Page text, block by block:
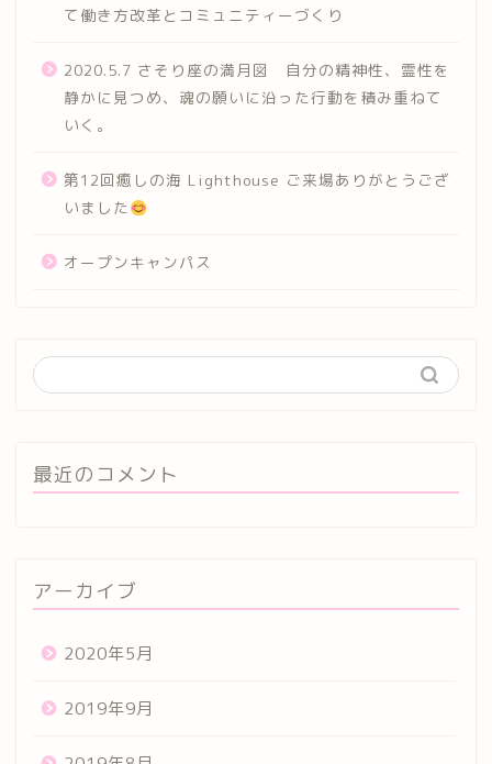
て働き方改革とコミュニティーづくり
2020.5.7 さそり座の満月図 自分の精神性、霊性を
静かに見つめ、魂の願いに沿った行動を積み重ねて
いく。
第12回癒しの海 Lighthouse ご来場ありがとうござ
いました
オープンキャンパス
最近のコメント
アーカイブ
2020年5月
2019年9月